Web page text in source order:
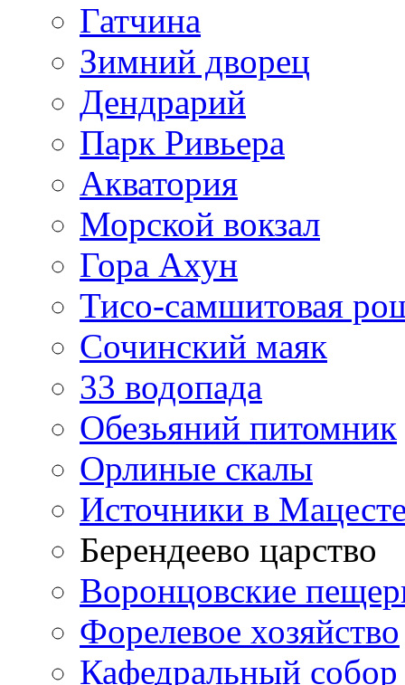
Гатчина
Зимний дворец
Дендрарий
Парк Ривьера
Акватория
Морской вокзал
Гора Ахун
Тисо-самшитовая
Сочинский маяк
33 водопада
Обезьяний питомник
Орлиные скалы
Источники в
Берендеево царство
Воронцовские
Форелевое хозяйство
Кафедральный собор